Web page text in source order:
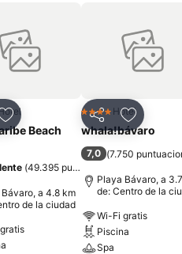
a usted y
Cana, un resort en primera línea
Agregar a favoritos
Beach
(49.395 puntuaciones
a 4.8 km
de la ciudad
CompartirAgregar
4 EstrellasHotel
whala!bávaro
7,0 (7.750
Playa Bávaro, a
de: Centro de la
Wi-Fi gratis
Piscina
Spa